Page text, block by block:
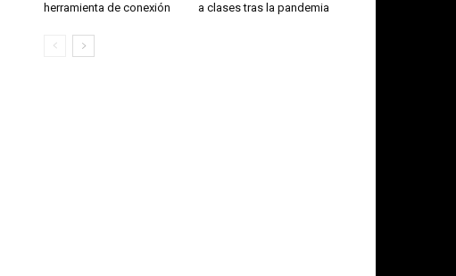
herramienta de conexión
a clases tras la pandemia